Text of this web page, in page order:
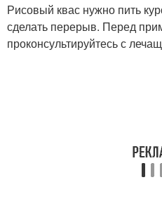
Рисовый квас нужно пить
сделать перерыв. Перед
проконсультируйтесь с